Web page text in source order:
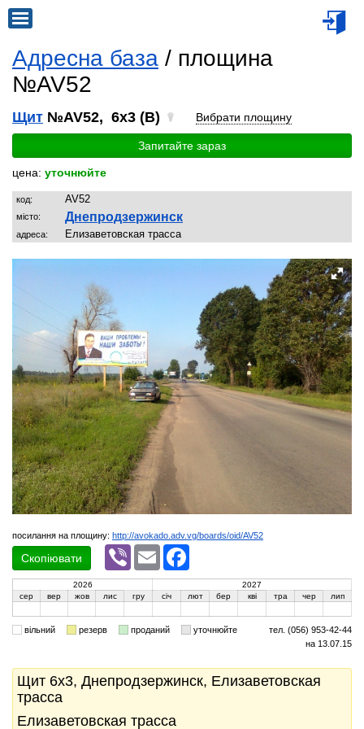
Адресна база / площина
№AV52
Щит №AV52, 6x3 (B) Вибрати площину
Запитайте зараз
цена: уточнюйте
код: AV52
місто: Днепродзержинск
адреса: Елизаветовская трасса
посилання на площину: http://avokado.adv.vg/boards/oid/AV52
Скопіювати
Viber Email
2026
2027
сер
вер жов лис гру січ лют бер кві тра чер лип
вільний резерв проданий уточнюйте
тел. (056) 953-42-44
на 13.07.15
Щит 6x3, Днепродзержинск, Елизаветовская
трасса
Елизаветовская трасса